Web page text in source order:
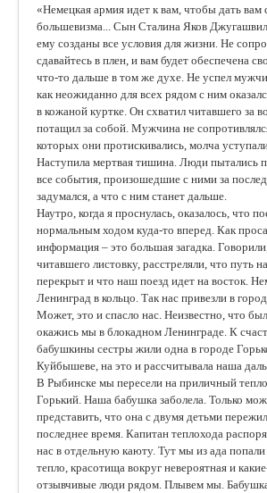
«Немецкая армия идет к вам, чтобы дать вам
большевизма... Сын Сталина Яков
ему созданы все условия для жизни. Не
сдавайтесь в плен, и вам будет обеспечена
что-то дальше в том же духе. Не успел
как неожиданно для всех рядом с ним
в кожаной куртке. Он схватил читавшего за
потащил за собой. Мужчина не
которых они протискивались, молча
Наступила мертвая тишина. Люди пытались
все события, произошедшие с ними за
задумался, а что с ним станет дальше.
Наутро, когда я проснулась, оказалось, что
нормальным ходом куда-то вперед. Как
информация – это большая загадка.
читавшего листовку, расстреляли, что путь
перекрыт и что наш поезд идет на восток.
Ленинград в кольцо. Так нас привезли в
Может, это и спасло нас. Неизвестно, что
окажись мы в блокадном Ленинграде. К
бабушкины сестры жили одна в городе
Куйбышеве, на это и рассчитывала наша
В Рыбинске мы пересели на приличный
Горький. Наша бабушка заболела. Только
представить, что она с двумя детьми
последнее время. Капитан теплохода
нас в отдельную каюту. Тут мы из ада попали
тепло, красотища вокруг невероятная и
отзывчивые люди рядом. Плывем мы.